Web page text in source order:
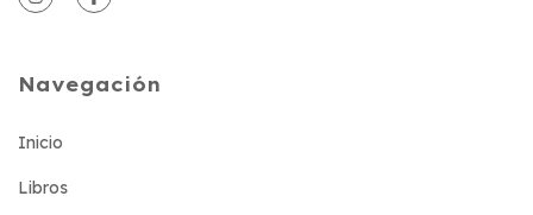
Navegación
Inicio
Libros